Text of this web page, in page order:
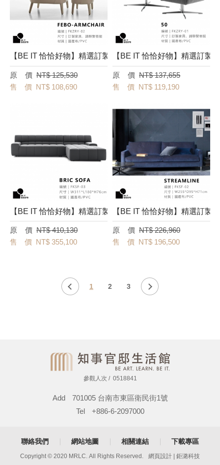
【BE IT 恰恰好物】精選訂製椅－[Febo-Armchair] FKZRY-
NT$ 125,530
NT$ 108,690
【BE IT 恰恰好物】精選訂製
NT$ 137,655
NT$ 119,190
【BE IT 恰恰好物】精選訂製沙發－[Bric sofa] FKSF-03(恰
NT$ 410,130
NT$ 355,100
【BE IT 恰恰好物】精選訂製
NT$ 226,960
NT$ 196,500
1 2 3
參觀人次 0518841
Add
701005 台南市東區衛民街1號
Tel
+886-6-2097000
聯絡我們 網站地圖 相關連結 下載專區
Copyright © 2020 MRLC. All Rights Reserved. 網頁設計 | 鉅潞科技